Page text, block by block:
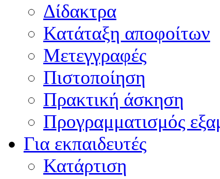
Δίδακτρα
Κατάταξη αποφοίτων
Μετεγγραφές
Πιστοποίηση
Πρακτική άσκηση
Προγραμματισμός
Για εκπαιδευτές
Κατάρτιση